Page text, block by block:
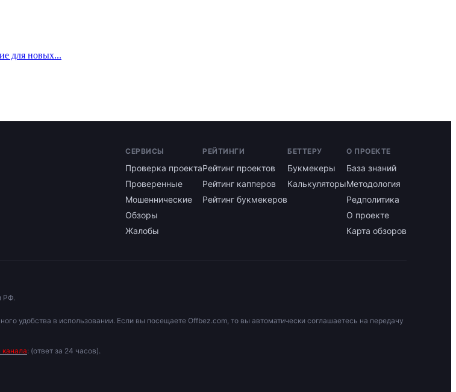
для новых...
СЕРВИСЫ
Проверка проекта
Проверенные
Мошеннические
Обзоры
Жалобы
РЕЙТИНГИ
Рейтинг проектов
Рейтинг капперов
Рейтинг букмекеров
БЕТТЕРУ
Букмекеры
Калькуляторы
О ПРОЕКТЕ
База знаний
Методология
Редполитика
О проекте
Карта обзоров
РФ.
удобства в использовании. Если вы посещаете Offbez.com, то вы автоматически соглашаетесь на передачу
: (ответ за 24 часов).